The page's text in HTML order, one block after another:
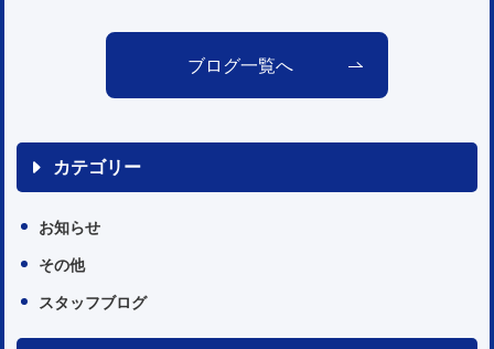
ブログ一覧へ
カテゴリー
お知らせ
その他
スタッフブログ